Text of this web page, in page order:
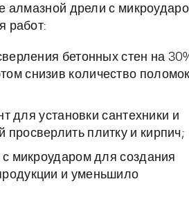
алмазной дрели с
работ:
бетонных стен на
снизив количество
для установки сантехники и
просверлить плитку и кирпич;
микроударом для создания
и уменьшило